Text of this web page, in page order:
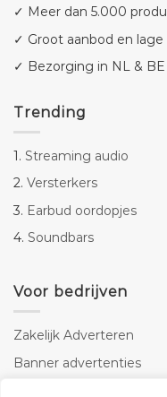
✓ Meer dan 5.000
✓ Groot aanbod en lage
✓ Bezorging in NL & BE
Trending
1. Streaming audio
2. Versterkers
3. Earbud oordopjes
4. Soundbars
Voor bedrijven
Zakelijk Adverteren
Banner advertenties